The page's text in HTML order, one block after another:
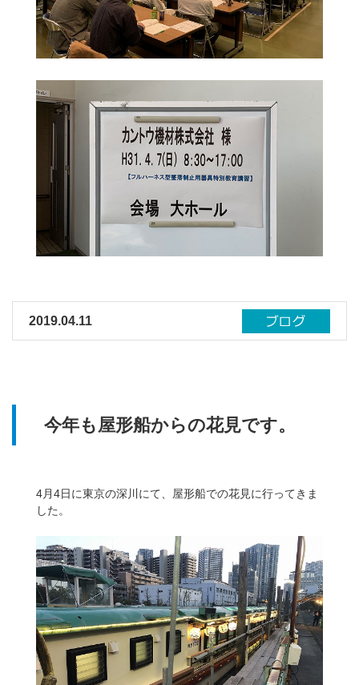
2019.04.11
今年も屋形船からの花見です。
4月4日に東京の深川にて、屋形船での花見に行ってきま
した。